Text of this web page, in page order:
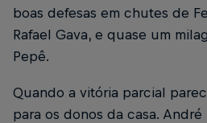
boas defesas em chutes de
Rafael Gava, e quase um
Pepê.
Quando a vitória parcial
para os donos da casa.